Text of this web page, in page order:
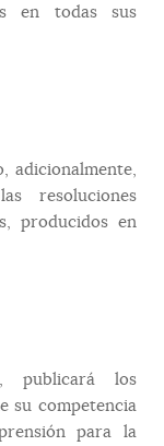
en todas sus
adicionalmente,
resoluciones
producidos en
publicará los
su competencia
para la